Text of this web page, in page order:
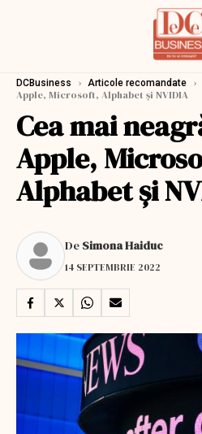
DCBusiness › Articole recomandate ›
Apple, Microsoft, Alphabet și NVIDIA
Cea mai
Apple,
Alphabet și
De Simona Haiduc
14 SEPTEMBRIE 2022